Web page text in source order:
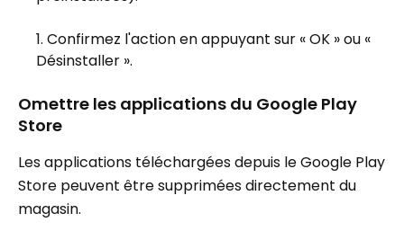
Confirmez l'action en appuyant sur « OK » ou «
Désinstaller ».
Omettre les applications du Google Play
Store
Les applications téléchargées depuis le Google Play
Store peuvent être supprimées directement du
magasin.